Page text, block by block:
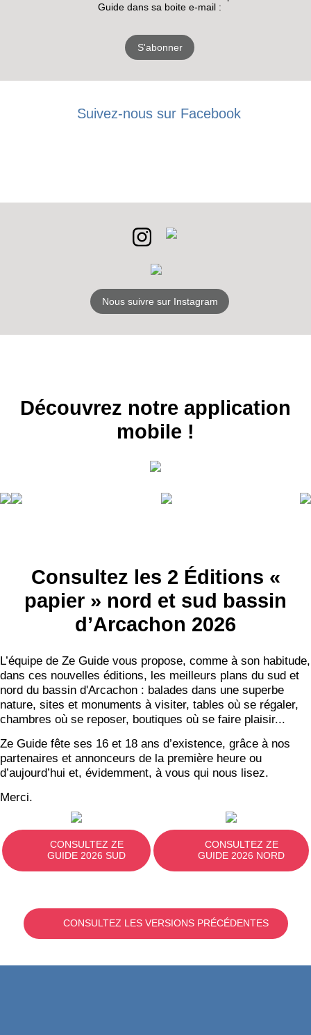
INSCRIPTION
S'ABONNER
Guide dans sa boite e-mail :
S'abonner
Suivez-nous sur Facebook
Nous suivre sur Instagram
Découvrez notre application
mobile !
Consultez les 2 Éditions «
papier » nord et sud bassin
d’Arcachon 2026
L’équipe de Ze Guide vous propose, comme à son habitude,
dans ces nouvelles éditions, les meilleurs plans du sud et
nord du bassin d'Arcachon : balades dans une superbe
nature, sites et monuments à visiter, tables où se régaler,
chambres où se reposer, boutiques où se faire plaisir...
Ze Guide fête ses 16 et 18 ans d’existence, grâce à nos
partenaires et annonceurs de la première heure ou
d’aujourd’hui et, évidemment, à vous qui nous lisez.
Merci.
CONSULTEZ ZE
GUIDE 2026 SUD
CONSULTEZ ZE
GUIDE 2026 NORD
CONSULTEZ LES VERSIONS PRÉCÉDENTES